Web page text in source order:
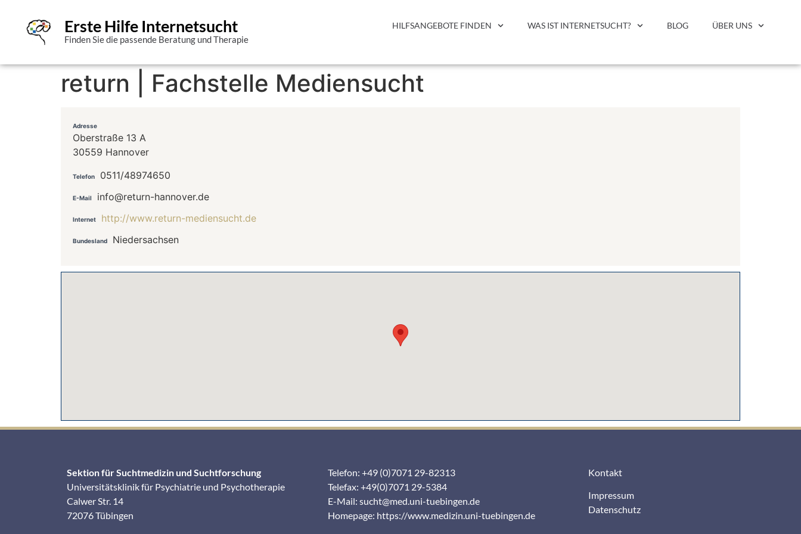
Erste Hilfe Internetsucht
Finden Sie die passende Beratung und Therapie
HILFSANGEBOTE FINDEN WAS IST INTERNETSUCHT? BLOG ÜBER UNS
return | Fachstelle Mediensucht
Adresse
Oberstraße 13 A
30559 Hannover
Telefon 0511/48974650
E-Mail info@return-hannover.de
Internet http://www.return-mediensucht.de
Bundesland Niedersachsen
Sektion für Suchtmedizin und Suchtforschung
Universitätsklinik für Psychiatrie und Psychotherapie
Calwer Str. 14
72076 Tübingen
Telefon: +49 (0)7071 29-82313
Telefax: +49(0)7071 29-5384
E-Mail: sucht@med.uni-tuebingen.de
Homepage: https://www.medizin.uni-tuebingen.de
Kontakt
Impressum
Datenschutz